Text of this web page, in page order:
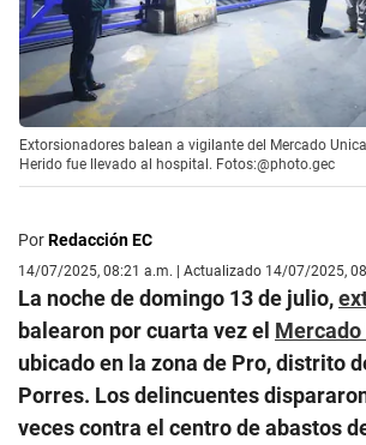
Extorsionadores balean a vigilante del Mercado
Herido fue llevado al hospital. Fotos:@photo.gec
PorRedacción EC
14/07/2025, 08:21 a.m. | Actualizado 14/07/2025,
La noche de domingo 13 de julio,
balearon por cuarta vez el Mercado
ubicado en la zona de Pro, distrito
Porres. Los delincuentes
veces contra el centro de abastos